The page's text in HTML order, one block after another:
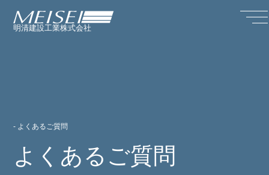
明清建設工業株式会社
- よくあるご質問
よくあるご質問